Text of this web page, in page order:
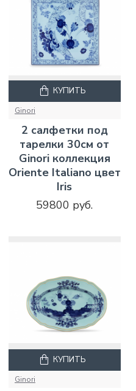
Ginori
2 салфетки под
тарелки 30см от
Ginori коллекция
Oriente Italiano цвет
Iris
59800 руб.
КУПИТЬ
Ginori
КУПИТЬ